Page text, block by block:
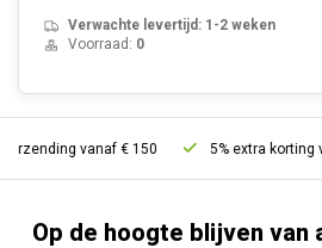
Verwachte levertijd: 1-2 weken
Voorraad: 0
vanaf € 150 5% extra korting
Op de hoogte blijven van